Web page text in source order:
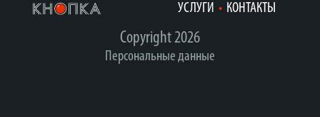
УСЛУГИ • КОНТАКТЫ
Copyright 2026
Персональные данные